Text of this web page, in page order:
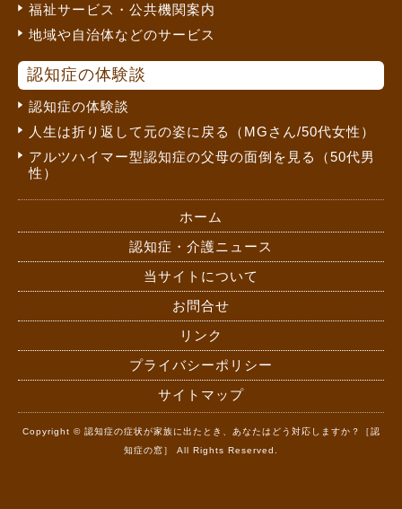
福祉サービス・公共機関案内
地域や自治体などのサービス
認知症の体験談
認知症の体験談
人生は折り返して元の姿に戻る（MGさん/50代女性）
アルツハイマー型認知症の父母の面倒を見る（50代男
性）
ホーム
認知症・介護ニュース
当サイトについて
お問合せ
リンク
プライバシーポリシー
サイトマップ
Copyright © 認知症の症状が家族に出たとき、あなたはどう対応しますか？［認
知症の窓］ All Rights Reserved.